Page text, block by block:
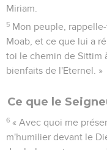
seront consternés.
5
Ne crois pas un ami,
qui repose sur ta
la belle-fille contre sa
les membres de sa
Mais moi, je
espérance dans le